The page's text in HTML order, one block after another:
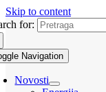
Skip to content
for:
Navigation
Novosti